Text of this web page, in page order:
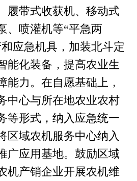
履带式收获机、移动式
、喷灌机等“平急两
应急机具，加装北斗定
能化装备，提高农业生
能力。在自愿基础上，
中心与所在地农业农村
等形式，纳入应急统一
区域农机服务中心纳入
广应用基地。鼓励区域
机产销企业开展农机维